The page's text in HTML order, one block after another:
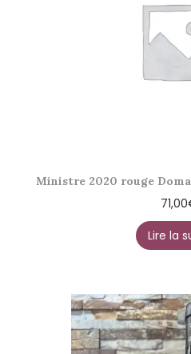
Ministre 2020 rouge
71,00
Lire la